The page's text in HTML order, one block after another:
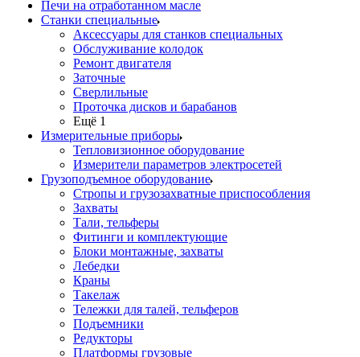
Печи на отработанном масле
Станки специальные
Аксессуары для станков специальных
Обслуживание колодок
Ремонт двигателя
Заточные
Сверлильные
Проточка дисков и барабанов
Ещё 1
Измерительные приборы
Тепловизионное оборудование
Измерители параметров электросетей
Грузоподъемное оборудование
Стропы и грузозахватные приспособления
Захваты
Тали, тельферы
Фитинги и комплектующие
Блоки монтажные, захваты
Лебедки
Краны
Такелаж
Тележки для талей, тельферов
Подъемники
Редукторы
Платформы грузовые